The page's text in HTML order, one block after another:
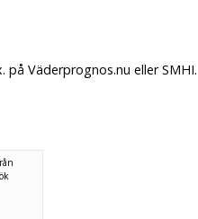
Väderprognos.nu eller SMHI.